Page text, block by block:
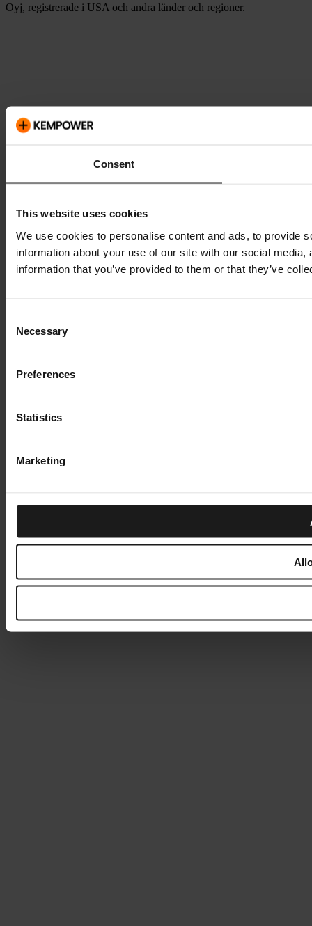
Consent
This website uses cookies
We use cookies to personalise content and ads, to provide
information about your use of our site with our social
information that you’ve provided to them or that they’ve
Selection
Necessary
Preferences
Statistics
Marketing
Oyj, registrerade i USA och andra länder och regioner.